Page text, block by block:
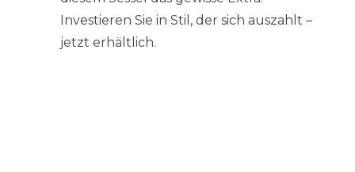
Investieren Sie in Stil, der sich auszahlt –
jetzt erhältlich.